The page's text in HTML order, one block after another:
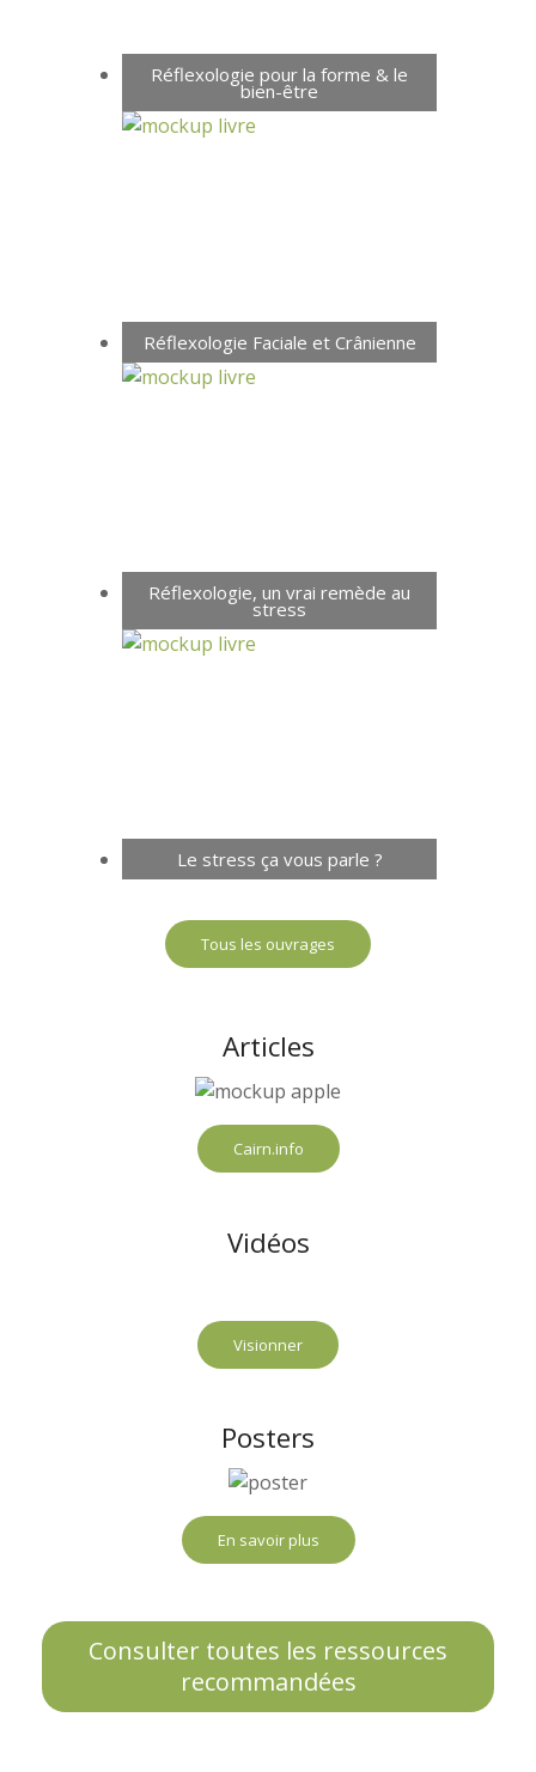
Réflexologie pour la forme & le
bien-être
Réflexologie Faciale et Crânienne
Réflexologie, un vrai remède au
stress
Le stress ça vous parle ?
Tous les ouvrages
Articles
Cairn.info
Vidéos
Visionner
Posters
En savoir plus
Consulter toutes les ressources
recommandées